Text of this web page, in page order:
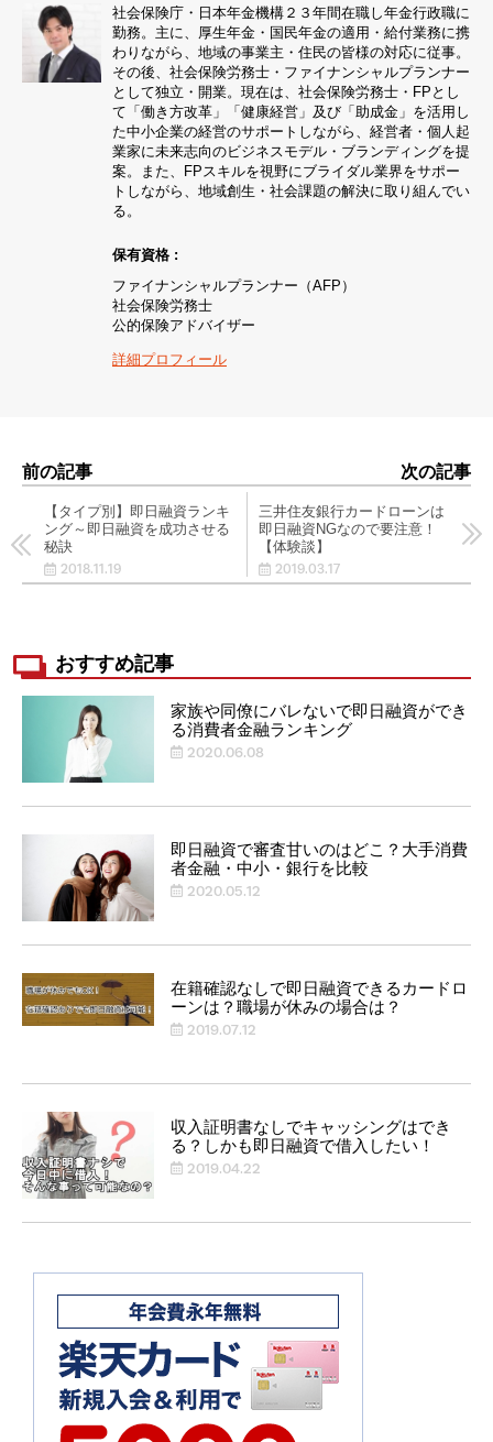
社会保険庁・日本年金機構２３年間在職し年金行政職に
勤務。主に、厚生年金・国民年金の適用・給付業務に携
わりながら、地域の事業主・住民の皆様の対応に従事。
その後、社会保険労務士・ファイナンシャルプランナー
として独立・開業。現在は、社会保険労務士・FPとし
て「働き方改革」「健康経営」及び「助成金」を活用し
た中小企業の経営のサポートしながら、経営者・個人起
業家に未来志向のビジネスモデル・ブランディングを提
案。また、FPスキルを視野にブライダル業界をサポー
トしながら、地域創生・社会課題の解決に取り組んでい
る。
保有資格 :
ファイナンシャルプランナー（AFP）
社会保険労務士
公的保険アドバイザー
詳細プロフィール
前の記事 次の記事
【タイプ別】即日融資ランキ
ング～即日融資を成功させる
秘訣
2018.11.19
三井住友銀行カードローンは
即日融資NGなので要注意！
【体験談】
2019.03.17
おすすめ記事
家族や同僚にバレないで即日融資ができ
る消費者金融ランキング
2020.06.08
即日融資で審査甘いのはどこ？大手消費
者金融・中小・銀行を比較
2020.05.12
在籍確認なしで即日融資できるカードロ
ーンは？職場が休みの場合は？
2019.07.12
収入証明書なしでキャッシングはでき
る？しかも即日融資で借入したい！
2019.04.22